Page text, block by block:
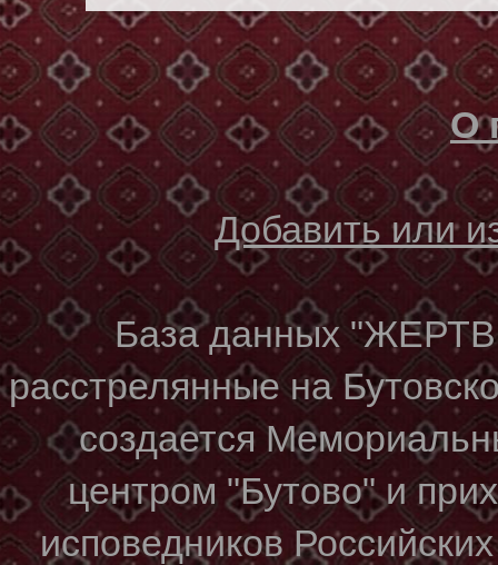
О
Добавить или
База данных
расстрелянные на
создается
центром "Бутово" и
исповедников